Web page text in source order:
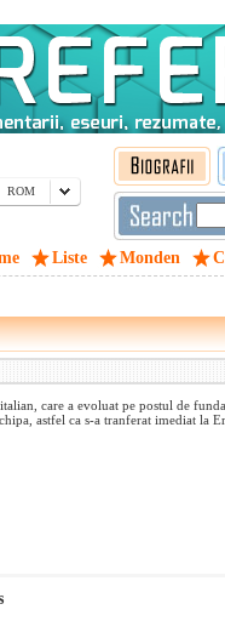
ROM
Liste Monden
care a evoluat pe postul de
astfel ca s-a tranferat imediat la